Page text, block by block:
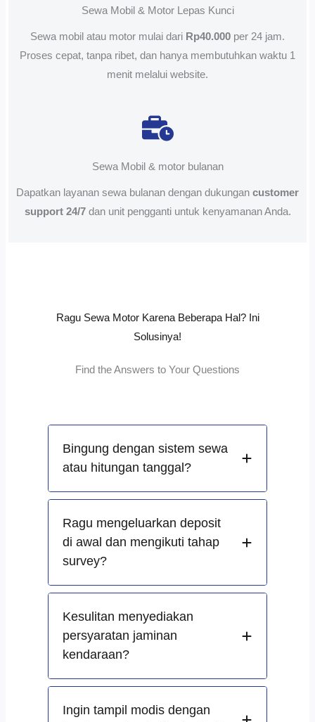
Sewa Mobil & Motor Lepas Kunci
Sewa mobil atau motor mulai dari Rp40.000 per 24 jam.
Proses cepat, tanpa ribet, dan hanya membutuhkan waktu 1
menit melalui website.
Sewa Mobil & motor bulanan
Dapatkan layanan sewa bulanan dengan dukungan customer
support 24/7dan unit pengganti untuk kenyamanan Anda.
Ragu Sewa Motor Karena Beberapa Hal? Ini
Solusinya!
Find the Answers to Your Questions
Bingung dengan sistem sewa
atau hitungan tanggal?
Ragu mengeluarkan deposit
di awal dan mengikuti tahap
survey?
Kesulitan menyediakan
persyaratan jaminan
kendaraan?
Ingin tampil modis dengan